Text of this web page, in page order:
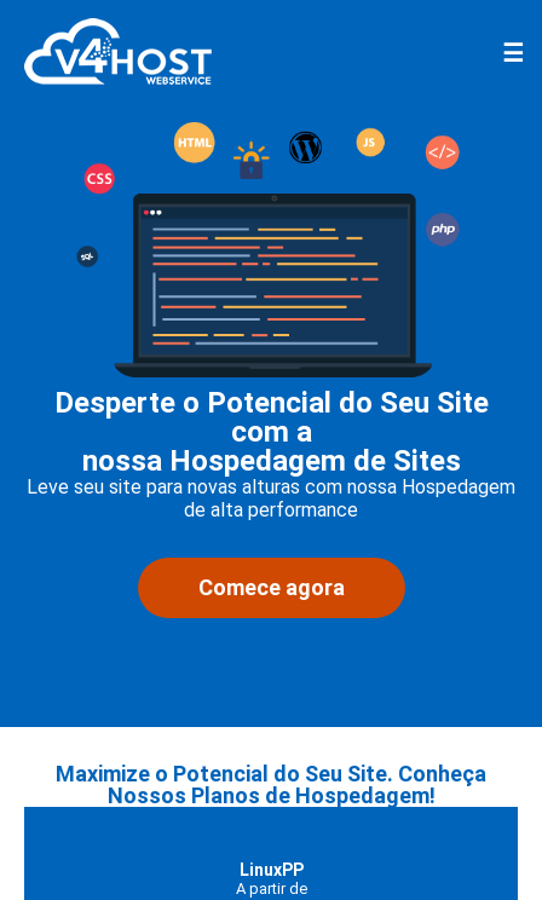
☰
Desperte o Potencial do Seu Site
com a
nossa Hospedagem de Sites
Leve seu site para novas alturas com nossa Hospedagem
de alta performance
Comece agora
Maximize o Potencial do Seu Site. Conheça
Nossos Planos de Hospedagem!
LinuxPP
A partir de